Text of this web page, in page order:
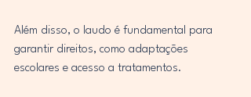
Além disso, o laudo é fundamental para
garantir direitos, como adaptações
escolares e acesso a tratamentos.